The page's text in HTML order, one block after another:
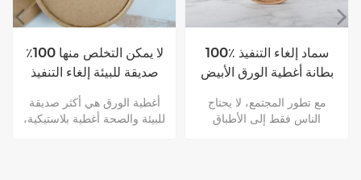
صديقة للبيئة إلغاء
أغطية ورق كرافت
أغطية الورق هي أكثر
للبيئة والصحة أغطية
بطانة أغطية الورق الأبيض
مع تطور المجتمع، لا يحتاج
الناس فقط إلى الأطباق